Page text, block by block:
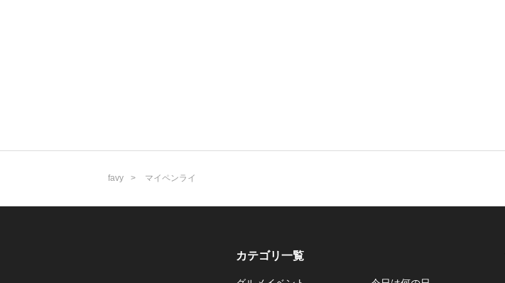
favy マイペンライ
カテゴリ一覧